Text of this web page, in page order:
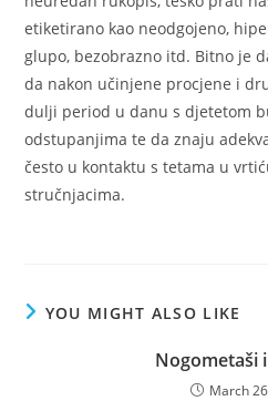
etiketirano kao neodgojeno,
glupo, bezobrazno itd. Bitno je
da nakon učinjene procjene i
dulji period u danu s djetetom
odstupanjima te da znaju
često u kontaktu s tetama u
stručnjacima.
YOU MIGHT ALSO LIKE
Nogometaši
March